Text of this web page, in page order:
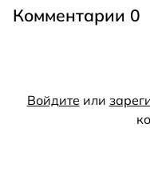
Комментарии 0
Войдите или